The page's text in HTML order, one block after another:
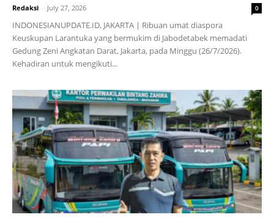
Redaksi - July 27, 2026 0
INDONESIANUPDATE.ID, JAKARTA | Ribuan umat diaspora
Keuskupan Larantuka yang bermukim di Jabodetabek memadati
Gedung Zeni Angkatan Darat, Jakarta, pada Minggu (26/7/2026).
Kehadiran untuk mengikuti...